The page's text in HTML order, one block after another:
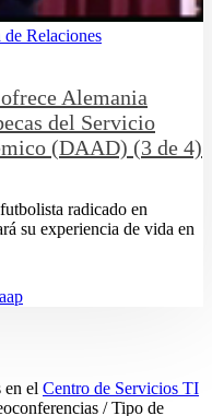
Relaciones
Alemania
del Servicio
(DAAD) (3 de 4)
radicado en
su experiencia de vida en
en el Centro de Servicios TI
/ Tipo de